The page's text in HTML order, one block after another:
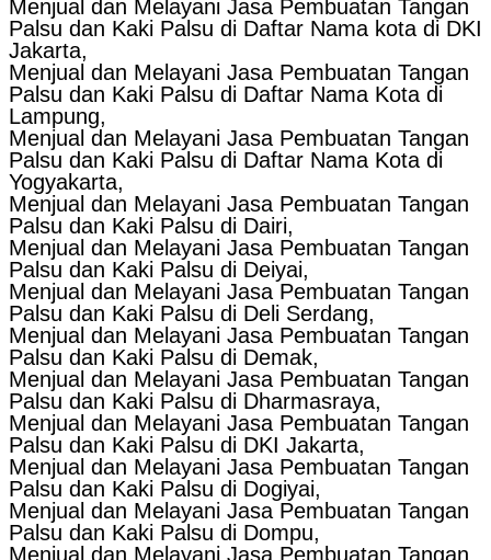
Menjual dan Melayani Jasa Pembuatan Tangan
Palsu dan Kaki Palsu di Daftar Nama kota di DKI
Jakarta,
Menjual dan Melayani Jasa Pembuatan Tangan
Palsu dan Kaki Palsu di Daftar Nama Kota di
Lampung,
Menjual dan Melayani Jasa Pembuatan Tangan
Palsu dan Kaki Palsu di Daftar Nama Kota di
Yogyakarta,
Menjual dan Melayani Jasa Pembuatan Tangan
Palsu dan Kaki Palsu di Dairi,
Menjual dan Melayani Jasa Pembuatan Tangan
Palsu dan Kaki Palsu di Deiyai,
Menjual dan Melayani Jasa Pembuatan Tangan
Palsu dan Kaki Palsu di Deli Serdang,
Menjual dan Melayani Jasa Pembuatan Tangan
Palsu dan Kaki Palsu di Demak,
Menjual dan Melayani Jasa Pembuatan Tangan
Palsu dan Kaki Palsu di Dharmasraya,
Menjual dan Melayani Jasa Pembuatan Tangan
Palsu dan Kaki Palsu di DKI Jakarta,
Menjual dan Melayani Jasa Pembuatan Tangan
Palsu dan Kaki Palsu di Dogiyai,
Menjual dan Melayani Jasa Pembuatan Tangan
Palsu dan Kaki Palsu di Dompu,
Menjual dan Melayani Jasa Pembuatan Tangan